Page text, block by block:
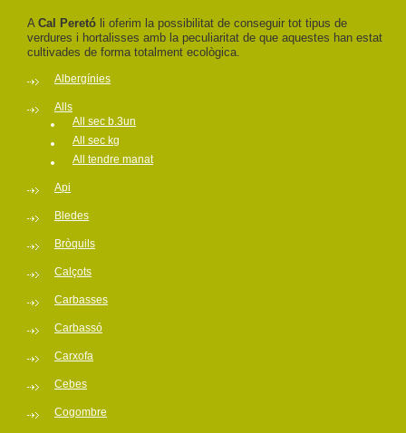
A Cal Peretó li oferim la possibilitat de conseguir tot tipus de
verdures i hortalisses amb la peculiaritat de que aquestes han estat
cultivades de forma totalment ecològica.
Albergínies
Alls
All sec b.3un
All sec kg
All tendre manat
Api
Bledes
Bròquils
Calçots
Carbasses
Carbassó
Carxofa
Cebes
Cogombre